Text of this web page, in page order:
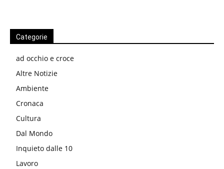
Categorie
ad occhio e croce
Altre Notizie
Ambiente
Cronaca
Cultura
Dal Mondo
Inquieto dalle 10
Lavoro